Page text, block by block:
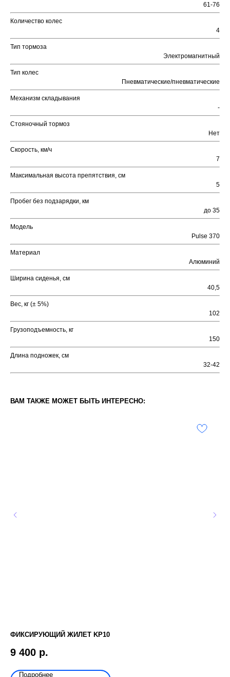
61-76
Количество колес
4
Тип тормоза
Электромагнитный
Тип колес
Пневматические/пневматические
Механизм складывания
-
Стояночный тормоз
Нет
Скорость, км/ч
7
Максимальная высота препятствия, см
5
Пробег без подзарядки, км
до 35
Модель
Pulse 370
Материал
Алюминий
Ширина сиденья, см
40,5
Вес, кг (± 5%)
102
Грузоподъемность, кг
150
Длина подножек, см
32-42
ВАМ ТАКЖЕ МОЖЕТ БЫТЬ ИНТЕРЕСНО:
ФИКСИРУЮЩИЙ ЖИЛЕТ KP10
9 400 р.
Подробнее